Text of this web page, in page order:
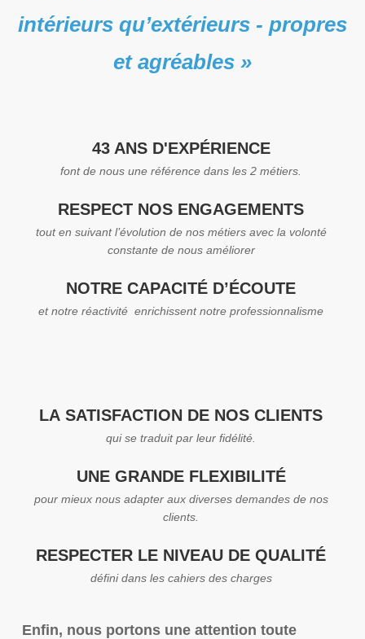
intérieurs qu’extérieurs - propres
et agréables »
43 ANS D'EXPÉRIENCE
font de nous une référence dans les 2 métiers.
RESPECT NOS ENGAGEMENTS
tout en suivant l’évolution de nos métiers avec la volonté
constante de nous améliorer
NOTRE CAPACITÉ D’ÉCOUTE
et notre réactivité enrichissent notre professionnalisme
LA SATISFACTION DE NOS CLIENTS
qui se traduit par leur fidélité.
UNE GRANDE FLEXIBILITÉ
pour mieux nous adapter aux diverses demandes de nos
clients.
RESPECTER LE NIVEAU DE QUALITÉ
défini dans les cahiers des charges
Enfin, nous portons une attention toute